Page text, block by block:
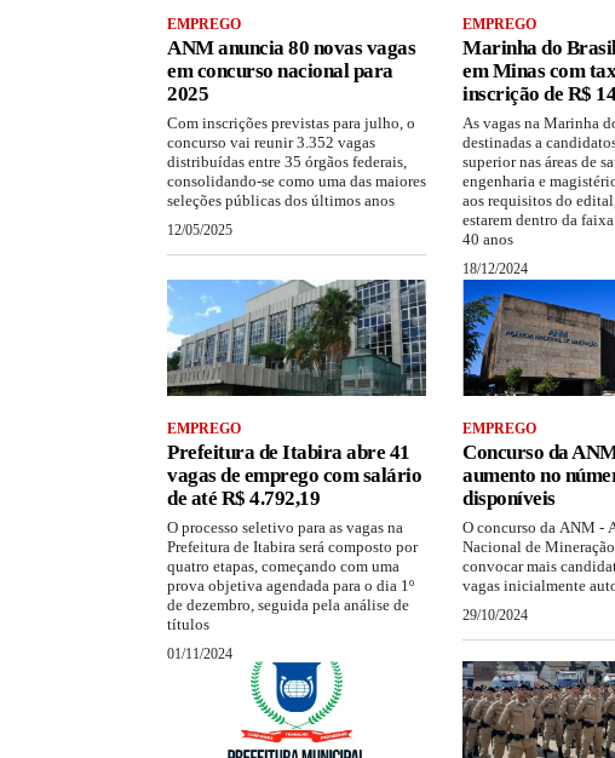
EMPREGO
ANM anuncia 80 novas vagas
em concurso nacional para
2025
Com inscrições previstas para julho, o
concurso vai reunir 3.352 vagas
distribuídas entre 35 órgãos federais,
consolidando-se como uma das maiores
seleções públicas dos últimos anos
12/05/2025
EMPREGO
Marinha do
em Minas com
inscrição de R$
As vagas na Marinha
destinadas a
superior nas áreas de
engenharia e
aos requisitos do
estarem dentro da
40 anos
18/12/2024
EMPREGO
Prefeitura de Itabira abre 41
vagas de emprego com salário
de até R$ 4.792,19
O processo seletivo para as vagas na
Prefeitura de Itabira será composto por
quatro etapas, começando com uma
prova objetiva agendada para o dia 1º
de dezembro, seguida pela análise de
títulos
01/11/2024
EMPREGO
Concurso da
aumento no
disponíveis
O concurso da ANM -
Nacional de
convocar mais
vagas inicialmente
29/10/2024